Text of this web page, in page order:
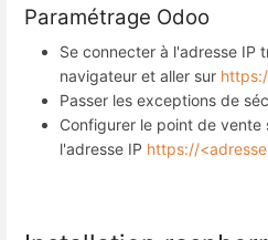
Paramétrage Odoo
Se connecter à l'adresse IP
navigateur et aller sur
Passer les exceptions de
Configurer le point de vente
l'adresse IP https://